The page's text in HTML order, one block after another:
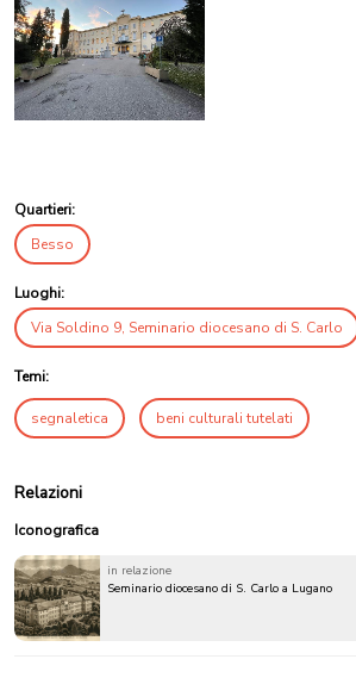
Quartieri:
Besso
Luoghi:
Via Soldino 9, Seminario diocesano di S. Carlo
Temi:
segnaletica beni culturali tutelati
Relazioni
Iconografica
in relazione
Seminario diocesano di S. Carlo a Lugano